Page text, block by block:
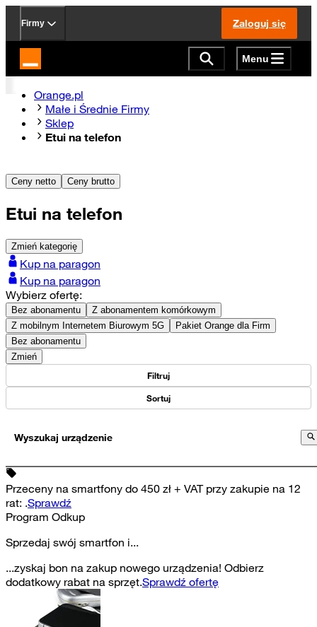
Firmy Zaloguj się
Strona główna Orange.pl Menu
Orange.pl
Małe i Średnie Firmy
Sklep
Etui na telefon
Ceny netto Ceny brutto
Etui na telefon
Zmień kategorię
Kup na paragon
Kup na paragon
Wybierz ofertę:
Bez abonamentu
Z abonamentem komórkowym
Z mobilnym Internetem Biurowym 5G
Pakiet Orange dla Firm
Bez abonamentu
Zmień
Filtruj
Sortuj
Wyszukaj urządzenie
Przeceny na smartfony do 450 zł + VAT przy zakupie na 12
rat: .Sprawdź
Program Odkup
Sprzedaj swój smartfon i...
...zyskaj bon na zakup nowego urządzenia! Odbierz
dodatkowy rabat na sprzęt.Sprawdź ofertę